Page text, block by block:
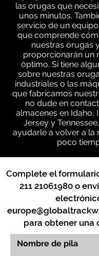
las orugas que
unos minutos.
servicio de un
que comprende
nuestras orugas
proporcionarán un
óptimo. Si tiene
sobre nuestras
industriales o las
que fabricamos
no dude en
almacenes en Idaho,
Jersey y
ayudarle a volver a la
poco
Complete el
211 21061980o
para obtener una